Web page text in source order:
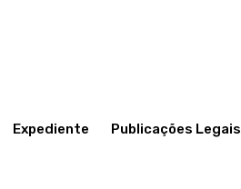
Expediente Publicações Legais